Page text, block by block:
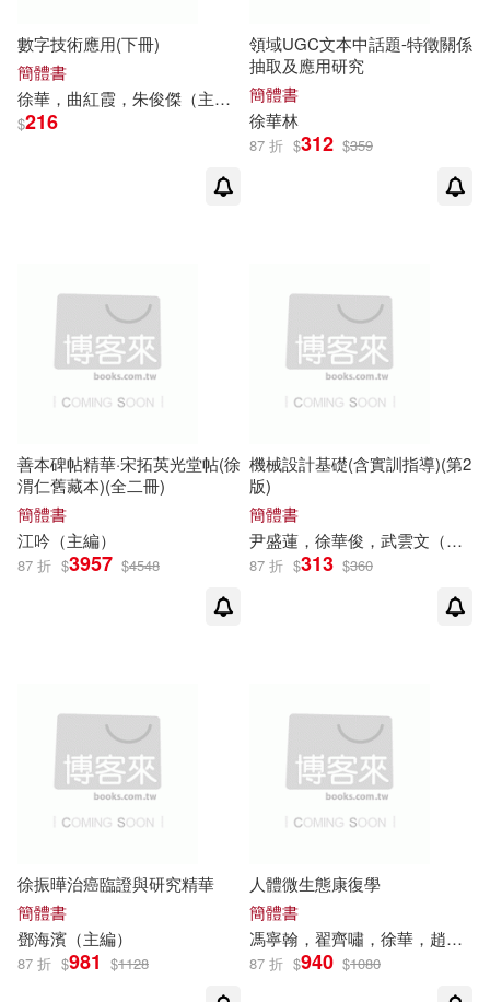
徐華，袁源(1)
徐華，邢金春，陳斌（主編）(1)
施徐華 編(1)
施文娟，徐華，朱成雲，李文傑，
日本《走遍全球》編輯室(1)
朱千華(1) 朱惠榮(1)
李俊峰(1)
李俊峰，鄒驥，徐華清 等(1)
李偉莉（主編）(1) 李夢生(1)
李文靜(1) 李春松(1)
吉林文史出版社(1)
大連理工大學出版社(1)
天津古籍出版社(1)
學林出版社(1)
安徽美術出版社(1) 小知堂(1)
廣東人民出版社(1)
文物出版社(1) 新潮社(1)
春風文藝出版社(1)
數字技術應用(下冊)
簡體書
徐華 ，曲紅霞，朱俊傑（主編）
$216
領域UGC文本中話題-特徵關係
抽取及應用研究
簡體書
徐華林
87 折 $312 $359
善本碑帖精華·宋拓英光堂帖(徐
渭仁舊藏本)(全二冊)
簡體書
江吟（主編）
87 折 $3957 $4548
機械設計基礎(含實訓指導)(第2
版)
簡體書
尹盛蓮， 徐華俊，武雲文（主編）
87 折 $313 $360
徐振曄治癌臨證與研究精華
簡體書
鄧海濱（主編）
87 折 $981 $1128
人體微生態康復學
簡體書
馮寧翰，翟齊嘯， 徐華 ，趙善超 等（主編）
87 折 $940 $1080